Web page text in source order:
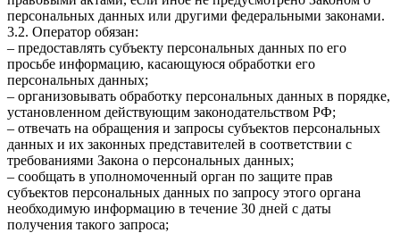
персональных данных или другими федеральными законами.
3.2. Оператор обязан:
– предоставлять субъекту персональных данных по его
просьбе информацию, касающуюся обработки его
персональных данных;
– организовывать обработку персональных данных в порядке,
установленном действующим законодательством РФ;
– отвечать на обращения и запросы субъектов персональных
данных и их законных представителей в соответствии с
требованиями Закона о персональных данных;
– сообщать в уполномоченный орган по защите прав
субъектов персональных данных по запросу этого органа
необходимую информацию в течение 30 дней с даты
получения такого запроса;